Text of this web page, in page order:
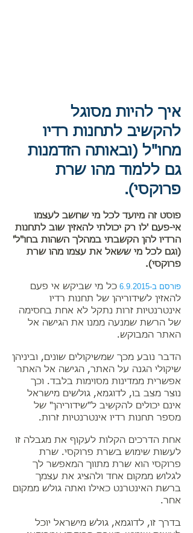
איך להיות מסוגל
להקשיב לתחנות רדיו
מחו"ל (ובאותה הזדמנות
גם ללמוד מהו שרת
פרוקסי).
פוסט זה מיועד לכל מי שחשב לעצמו
אי-פעם 'לו רק יכולתי להאזין שוב לתחנות
הרדיו להן הקשבתי במהלך השהות בחו"ל'
(וגם לכל מי ששאל את עצמו מהו שרת
פרוקסי).
פורסם ב-6.9.2015
כל מי שביקש אי פעם
להאזין לשידוריהן של תחנות רדיו
אינטרנטיות זרות נתקל לא אחת בחסימה
של הרשת שמנעה ממנו את הגישה אל
האתר המבוקש.
הדבר נובע מכך שמשיקולים שונים, וביניהן
שיקולי הגנה על האתר, הגישה אל האתר
אפשרית ממדינות מסוימות בלבד. וכך
נוצר מצב בו, לדוגמא, גולשים מישראל
אינם יכולים להקשיב ל"שידוריהן" של
מספר ​תחנות רדיו ​אינטרנטיות​ זרות.
אחת הדרכים הקלות לעקוף את מגבלה זו
לעשות שימוש בשרת פרוקסי. שרת
פרוקסי הוא שרת מתווך המאפשר לך
לגלוש ממקום אחד ולהציג את עצמך
ברשת האינטרנט כאילו ואתה גולש ממקום
אחר.
​בדרך זו, לדוגמא, גולש מישראל יוכל